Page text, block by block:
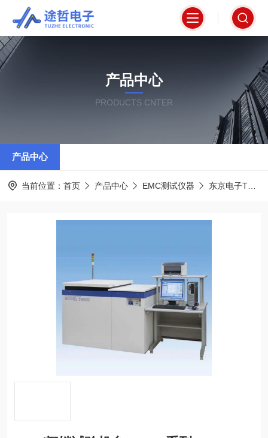
产品中心
PRODUCTS CNTER
产品中心
当前位置： 首页 产品中心 EMC测试仪器 东京电子TET